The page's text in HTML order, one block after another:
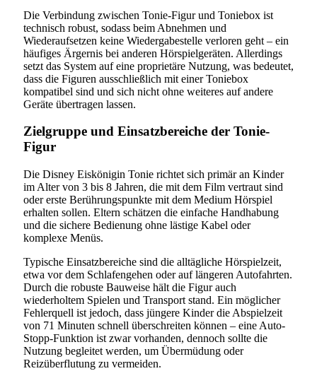
Die Verbindung zwischen Tonie-Figur und Toniebox ist
technisch robust, sodass beim Abnehmen und
Wiederaufsetzen keine Wiedergabestelle verloren geht – ein
häufiges Ärgernis bei anderen Hörspielgeräten. Allerdings
setzt das System auf eine proprietäre Nutzung, was bedeutet,
dass die Figuren ausschließlich mit einer Toniebox
kompatibel sind und sich nicht ohne weiteres auf andere
Geräte übertragen lassen.
Zielgruppe und Einsatzbereiche der Tonie-
Figur
Die Disney Eiskönigin Tonie richtet sich primär an Kinder
im Alter von 3 bis 8 Jahren, die mit dem Film vertraut sind
oder erste Berührungspunkte mit dem Medium Hörspiel
erhalten sollen. Eltern schätzen die einfache Handhabung
und die sichere Bedienung ohne lästige Kabel oder
komplexe Menüs.
Typische Einsatzbereiche sind die alltägliche Hörspielzeit,
etwa vor dem Schlafengehen oder auf längeren Autofahrten.
Durch die robuste Bauweise hält die Figur auch
wiederholtem Spielen und Transport stand. Ein möglicher
Fehlerquell ist jedoch, dass jüngere Kinder die Abspielzeit
von 71 Minuten schnell überschreiten können – eine Auto-
Stopp-Funktion ist zwar vorhanden, dennoch sollte die
Nutzung begleitet werden, um Übermüdung oder
Reizüberflutung zu vermeiden.